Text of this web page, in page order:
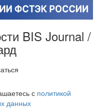
BIS Journal /
с политикой
данных